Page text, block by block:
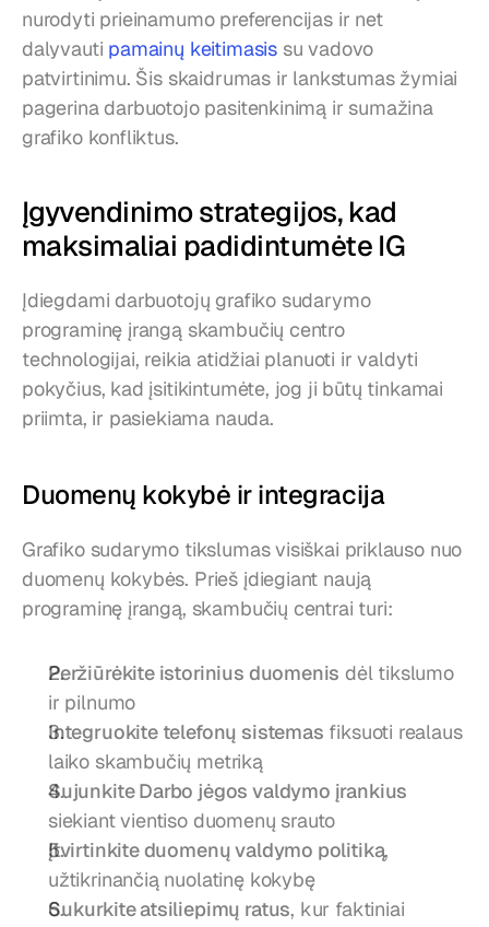
nurodyti prieinamumo preferencijas ir net
dalyvauti pamainų keitimasis su vadovo
patvirtinimu. Šis skaidrumas ir lankstumas žymiai
pagerina darbuotojo pasitenkinimą ir sumažina
grafiko konfliktus.
Įgyvendinimo strategijos, kad
maksimaliai padidintumėte IG
Įdiegdami darbuotojų grafiko sudarymo
programinę įrangą skambučių centro
technologijai, reikia atidžiai planuoti ir valdyti
pokyčius, kad įsitikintumėte, jog ji būtų tinkamai
priimta, ir pasiekiama nauda.
Duomenų kokybė ir integracija
Grafiko sudarymo tikslumas visiškai priklauso nuo
duomenų kokybės. Prieš įdiegiant naują
programinę įrangą, skambučių centrai turi:
Peržiūrėkite istorinius duomenis dėl tikslumo
ir pilnumo
Integruokite telefonų sistemas fiksuoti realaus
laiko skambučių metriką
Sujunkite Darbo jėgos valdymo įrankius
siekiant vientiso duomenų srauto
Įtvirtinkite duomenų valdymo politiką,
užtikrinančią nuolatinę kokybę
Sukurkite atsiliepimų ratus, kur faktiniai